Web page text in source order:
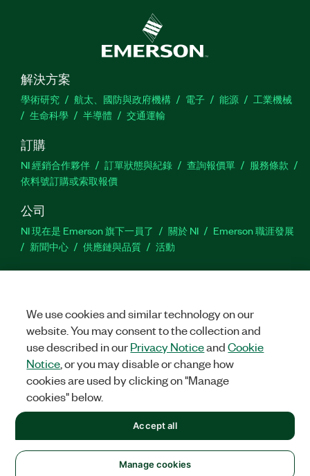
解決方案
學術研究 航太、國防與政府機構 電子 能源
工業機械
生命科學
半導體 交通運輸
訂購
NI 經銷合作夥伴 訂單狀態與紀錄 查詢報價單
服務條款
依料號訂購或索取報價
公司
NI 現在是 Emerson 旗下一員了 關於 NI
Emerson 職涯發展
新聞中心
供應鏈與品質 活動
支援
站建議
TwitterFacebook
©2026NATIONAL INSTRUMENTS CORP. 保留所有權利。
We use cookies and similar technology on our
website. You may consent to the collection and
use described in ourPrivacy NoticeandCookie
Notice , or you may disable or change how
cookies are used by clicking on "Manage
cookies" below.
Manage cookies
Accept all